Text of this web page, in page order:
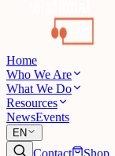
Home
Who We Are
What We Do
Resources
NewsEvents
EN
Contact Shop